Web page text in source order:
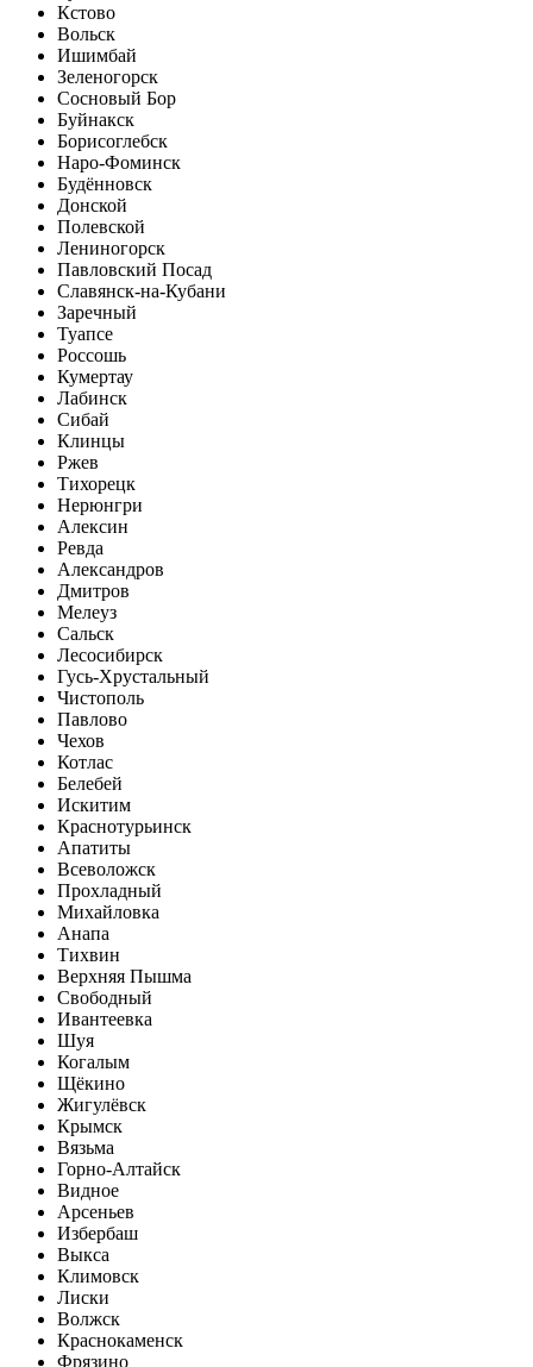
Кстово
Вольск
Ишимбай
Зеленогорск
Сосновый Бор
Буйнакск
Борисоглебск
Наро-Фоминск
Будённовск
Донской
Полевской
Лениногорск
Павловский Посад
Славянск-на-Кубани
Заречный
Туапсе
Россошь
Кумертау
Лабинск
Сибай
Клинцы
Ржев
Тихорецк
Нерюнгри
Алексин
Ревда
Александров
Дмитров
Мелеуз
Сальск
Лесосибирск
Гусь-Хрустальный
Чистополь
Павлово
Чехов
Котлас
Белебей
Искитим
Краснотурьинск
Апатиты
Всеволожск
Прохладный
Михайловка
Анапа
Тихвин
Верхняя Пышма
Свободный
Ивантеевка
Шуя
Когалым
Щёкино
Жигулёвск
Крымск
Вязьма
Горно-Алтайск
Видное
Арсеньев
Избербаш
Выкса
Климовск
Лиски
Волжск
Краснокаменск
Фрязино